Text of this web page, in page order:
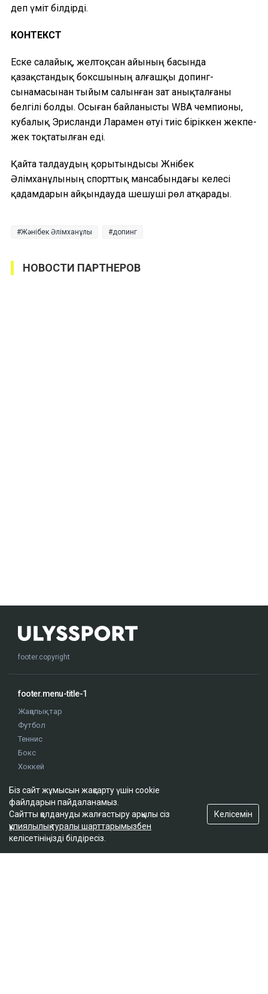
деп үміт білдірді.
КОНТЕКСТ
Еске салайық, желтоқсан айының басында
қазақстандық боксшының алғашқы допинг-
сынамаcынан тыйым салынған зат анықталғаны
белгілі болды. Осыған байланысты WBA чемпионы,
кубалық Эрисланди Ларамен өтуі тиіс біріккен жекпе-
жек тоқтатылған еді.
Қайта талдаудың қорытындысы Жәнібек
Әлімханұлының спорттық мансабындағы келесі
қадамдарын айқындауда шешуші рөл атқарады.
Жәнібек Әлімханұлы допинг
НОВОСТИ ПАРТНЕРОВ
footer.copyright
footer.menu-title-1
Жаңалықтар
Футбол
Теннис
Бокс
Хоккей
Оқиғалар
Олимпиада
footer.menu-title-2
Біз сайт жұмысын жақсарту үшін cookie
файлдарын пайдаланамыз.
Сайтты қолдануды жалғастыру арқылы сіз
құпиялылық туралы шарттарымызбен
келісетініңізді білдіресіз.
Келісемін